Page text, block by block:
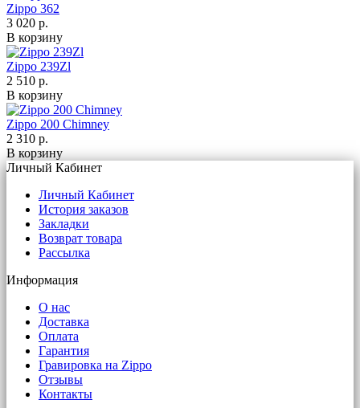
Zippo 362
3 020 р.
В корзину
Zippo 239Zl
2 510 р.
В корзину
Zippo 200 Chimney
2 310 р.
В корзину
Личный Кабинет
Личный Кабинет
История заказов
Закладки
Возврат товара
Рассылка
Информация
О нас
Доставка
Оплата
Гарантия
Гравировка на Zippo
Отзывы
Контакты